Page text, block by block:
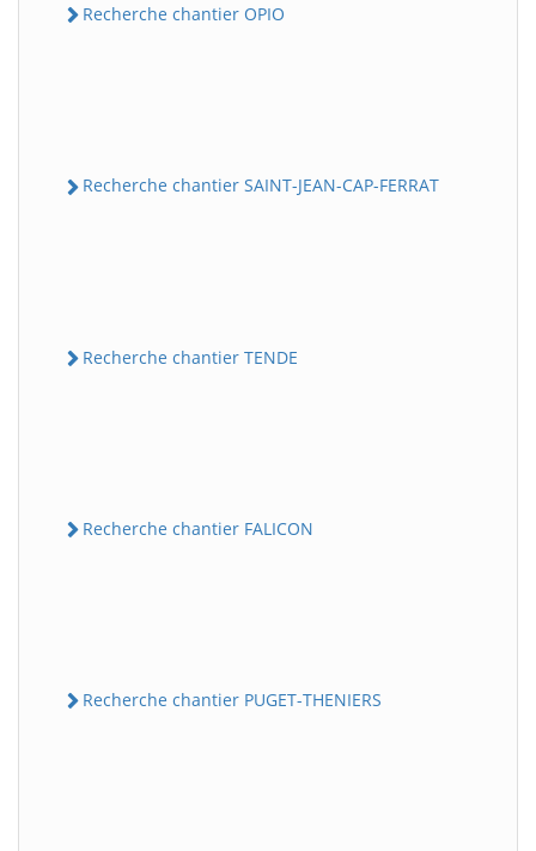
Recherche chantier OPIO
Recherche chantier SAINT-JEAN-CAP-FERRAT
Recherche chantier TENDE
Recherche chantier FALICON
Recherche chantier PUGET-THENIERS